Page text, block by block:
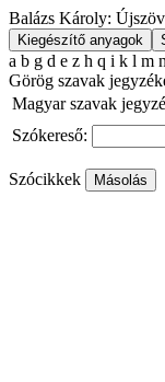
Balázs Károly:
a b g d e z h q i k l m n
Görög szavak
Magyar szavak
Szókereső:
Szócikkek